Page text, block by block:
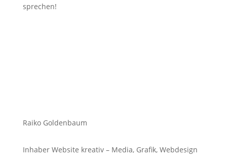
sprechen!
Raiko Goldenbaum
Inhaber Website kreativ – Media, Grafik, Webdesign